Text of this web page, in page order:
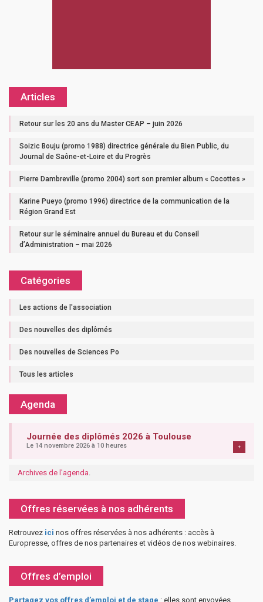
Articles
Retour sur les 20 ans du Master CEAP – juin 2026
Soizic Bouju (promo 1988) directrice générale du Bien Public, du
Journal de Saône-et-Loire et du Progrès
Pierre Dambreville (promo 2004) sort son premier album « Cocottes »
Karine Pueyo (promo 1996) directrice de la communication de la
Région Grand Est
Retour sur le séminaire annuel du Bureau et du Conseil
d’Administration – mai 2026
Catégories
Les actions de l'association
Des nouvelles des diplômés
Des nouvelles de Sciences Po
Tous les articles
Agenda
Journée des diplômés 2026 à Toulouse
Le 14 novembre 2026 à 10 heures +
Archives de l'agenda.
Offres réservées à nos adhérents
Retrouvez ici nos offres réservées à nos adhérents : accès à
Europresse, offres de nos partenaires et vidéos de nos webinaires.
Offres d’emploi
Partagez vos offres d’emploi et de stage : elles sont envoyées